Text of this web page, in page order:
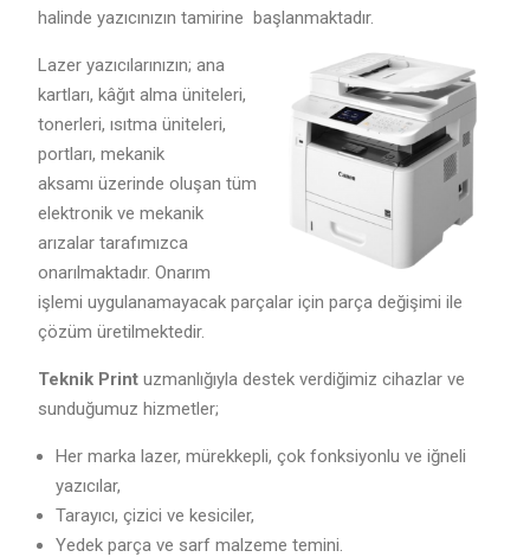
halinde yazıcınızın tamirine başlanmaktadır.
Lazer yazıcılarınızın; ana
kartları, kâğıt alma üniteleri,
tonerleri, ısıtma üniteleri,
portları, mekanik
aksamı üzerinde oluşan tüm
elektronik ve mekanik
arızalar tarafımızca
onarılmaktadır. Onarım
işlemi uygulanamayacak parçalar için parça değişimi ile
çözüm üretilmektedir.
Teknik Printuzmanlığıyla destek verdiğimiz cihazlar ve
sunduğumuz hizmetler;
Her marka lazer, mürekkepli, çok fonksiyonlu ve iğneli
yazıcılar,
Tarayıcı, çizici ve kesiciler,
Yedek parça ve sarf malzeme temini.